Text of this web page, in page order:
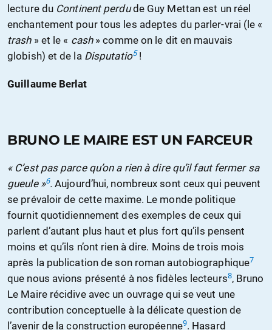
lecture du Continent perdude Guy Mettan est un réel
enchantement pour tous les adeptes du parler-vrai (le «
trash» et le « cash» comme on le dit en mauvais
globish) et de la Disputatio5!
Guillaume Berlat
BRUNO LE MAIRE EST UN FARCEUR
« C’est pas parce qu’on a rien à dire qu’il faut fermer sa
gueule »6. Aujourd’hui, nombreux sont ceux qui peuvent
se prévaloir de cette maxime. Le monde politique
fournit quotidiennement des exemples de ceux qui
parlent d’autant plus haut et plus fort qu’ils pensent
moins et qu’ils n’ont rien à dire. Moins de trois mois
après la publication de son roman autobiographique7
que nous avions présenté à nos fidèles lecteurs8, Bruno
Le Maire récidive avec un ouvrage qui se veut une
contribution conceptuelle à la délicate question de
l’avenir de la construction européenne9. Hasard